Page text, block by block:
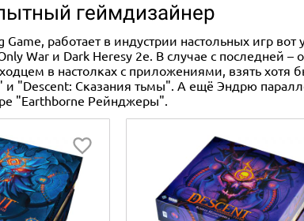
геймдизайнер
работает в индустрии настольных игр
War и Dark Heresy 2e. В случае с последней –
в настолках с приложениями, взять
"Descent: Сказания тьмы". А ещё Эндрю
"Earthborne Рейнджеры".